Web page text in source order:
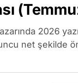
Fiyatlar
2026 yazı
net şekilde